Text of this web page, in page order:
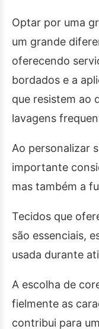
Optar por uma
um grande
oferecendo
bordados e a
que resistem ao
lavagens
Ao personalizar
importante
mas também a
Tecidos que
são essenciais,
usada durante
A escolha de
fielmente as
contribui para